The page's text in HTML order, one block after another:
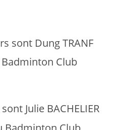
sont Dung TRANF
Club
Julie BACHELIER